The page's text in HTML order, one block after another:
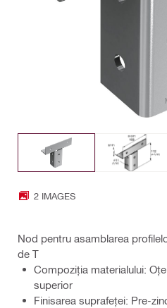
2 IMAGES
Nod pentru asamblarea
de T
Compoziţia materialului:
superior
Finisarea suprafeţei: Pre-